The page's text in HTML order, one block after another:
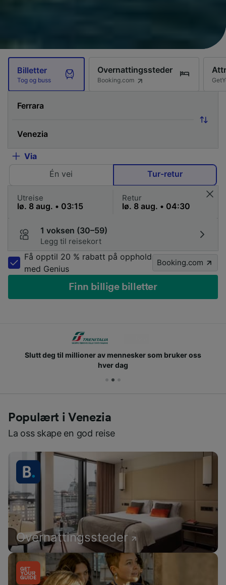
Billetter
Tog og buss
Overnattingssteder
Booking.com
Via
Én vei
Tur-retur
Utreise Retur
1 voksen (30–59)
Legg til reisekort
Få opptil 20 % rabatt på opphold
med Genius
Booking.com
Finn billige billetter
Slutt deg til millioner av mennesker som bruker oss
hver dag
Populært i Venezia
La oss skape en god reise
Overnattingssteder